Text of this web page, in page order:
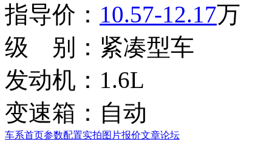
指导价： 10.57-12.17万
级 别： 紧凑型车
发动机： 1.6L
变速箱： 自动
车系首页参数配置实拍图片报价文章论坛